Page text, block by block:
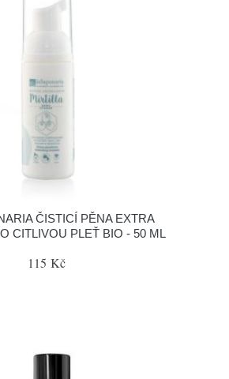
ČISTICÍ PĚNA EXTRA
CITLIVOU PLEŤ BIO - 50 ML
115 Kč